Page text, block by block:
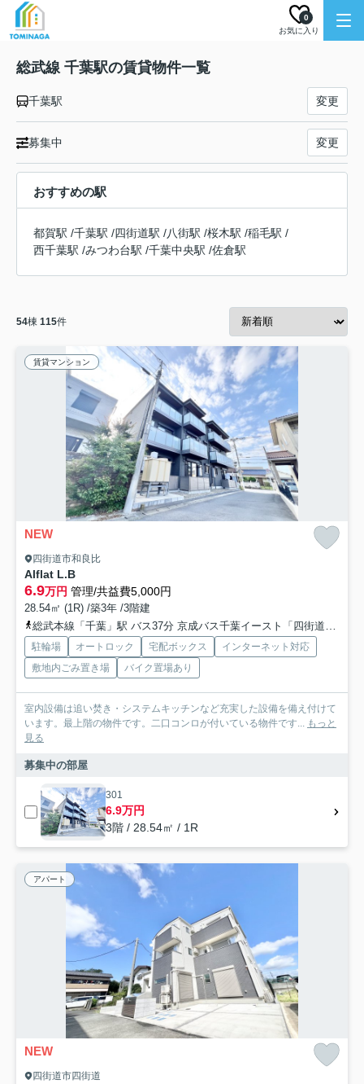
お気に入り
0
総武線 千葉駅の賃貸物件一覧
千葉駅 変更
募集中 変更
おすすめの駅
都賀駅 /千葉駅 /四街道駅 /八街駅 /桜木駅 /稲毛駅 /
西千葉駅 /みつわ台駅 /千葉中央駅 /佐倉駅
54棟 115件
賃貸マンション
NEW
四街道市和良比
Alflat L.B
6.9万円 管理/共益費5,000円
28.54㎡ (1R) /築3年 /3階建
総武本線「千葉」駅 バス37分 京成バス千葉イースト「四街道駅〔北口〕」 停歩7分
駐輪場 オートロック 宅配ボックス
インターネット対応
敷地内ごみ置き場
バイク置場あり
室内設備は追い焚き・システムキッチンなど充実した設備を備え付けて
います。最上階の物件です。二口コンロが付いている物件です... もっと
見る
募集中の部屋
301
6.9万円
3階 / 28.54㎡ / 1R
アパート
NEW
四街道市四街道